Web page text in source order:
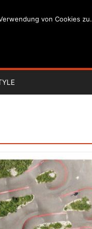
von Cookies zu.